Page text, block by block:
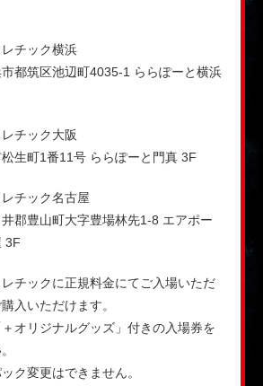
チック横浜
筑区池辺町4035-1 ららぽーと横浜
チック大阪
町1番11号 ららぽーと門真 3F
チック名古屋
豊山町大字豊場林先1-8 エアポー
3F
チックに正規料金にてご入場いただ
入いただけます。
オリジナルグッズ」付きの入場券を
変更はできません。